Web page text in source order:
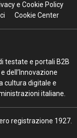
e Cookie Policy
Cookie Center
testate e portali B2B
dell’Innovazione
cultura digitale e
italiane.
registrazione 1927.